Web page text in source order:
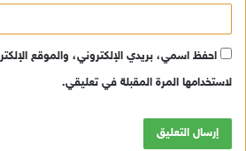
احفظ اسمي، بريدي الإلكتروني، والموقع
لاستخدامها المرة المقبلة في تعليقي.